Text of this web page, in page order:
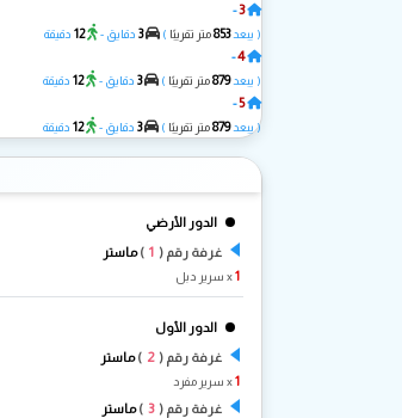
3
-
( يبعد853متر تقريبًا )
3 دقايق - 12 دقيقة
4
-
( يبعد879متر تقريبًا )
3 دقايق - 12 دقيقة
5
-
( يبعد879متر تقريبًا )
3 دقايق - 12 دقيقة
الدور الأرضي
غرفة رقم ( )ماستر
1
الدور الأول
غرفة رقم ( 2
)ماستر
1
غرفة رقم ( 3
)ماستر